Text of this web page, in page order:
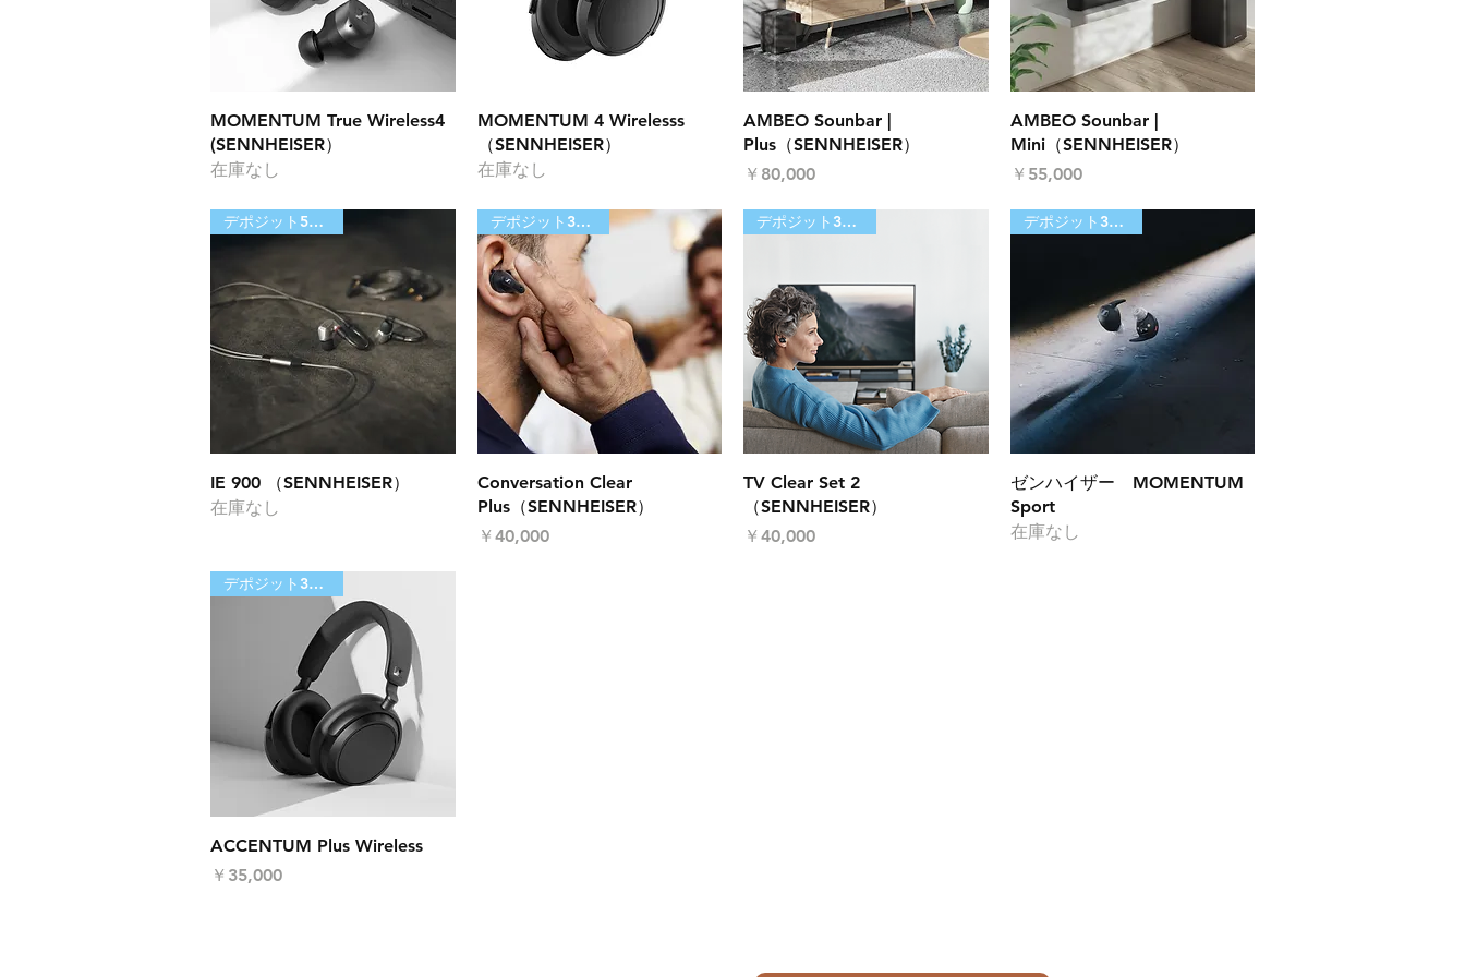
クイックビュー
MOMENTUM True Wireless4
(SENNHEISER）
在庫なし
クイックビュー
MOMENTUM 4 Wirelesss
（SENNHEISER）
在庫なし
クイックビュー
AMBEO Sounbar |
Plus（SENNHEISER）
価格
￥80,000
クイックビュー
AMBEO Sounbar |
Mini（SENNHEISER）
価格
￥55,000
クイックビュー
デポジット50,000円
IE 900 （SENNHEISER）
在庫なし
クイックビュー
デポジット30,000円
Conversation Clear
Plus（SENNHEISER）
価格
￥40,000
クイックビュー
デポジット30,000円
TV Clear Set 2
（SENNHEISER）
価格
￥40,000
クイックビュー
デポジット30,000円
ゼンハイザー MOMENTUM
Sport
在庫なし
クイックビュー
デポジット30,000円
ACCENTUM Plus Wireless
価格
￥35,000